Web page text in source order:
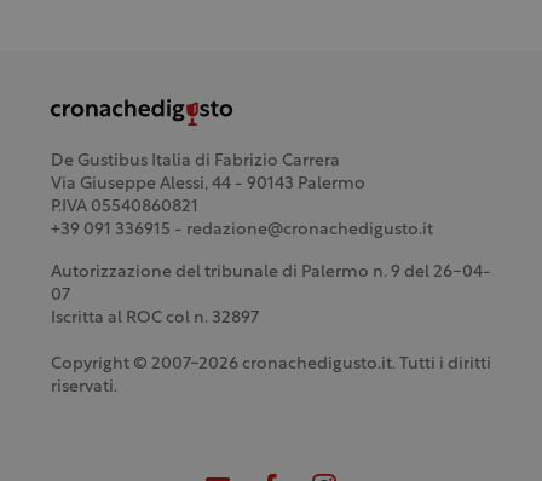
De Gustibus Italia di Fabrizio Carrera
Via Giuseppe Alessi, 44 - 90143 Palermo
P.IVA 05540860821
+39 091 336915 - redazione@cronachedigusto.it
Autorizzazione del tribunale di Palermo n. 9 del 26-04-
07
Iscritta al ROC col n. 32897
Copyright © 2007-2026 cronachedigusto.it. Tutti i diritti
riservati.